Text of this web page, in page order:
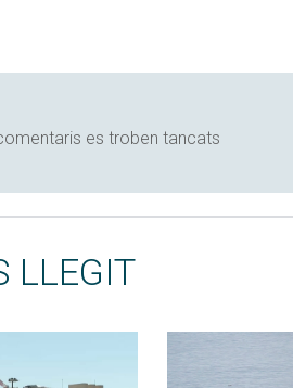
es troben tancats
LLEGIT